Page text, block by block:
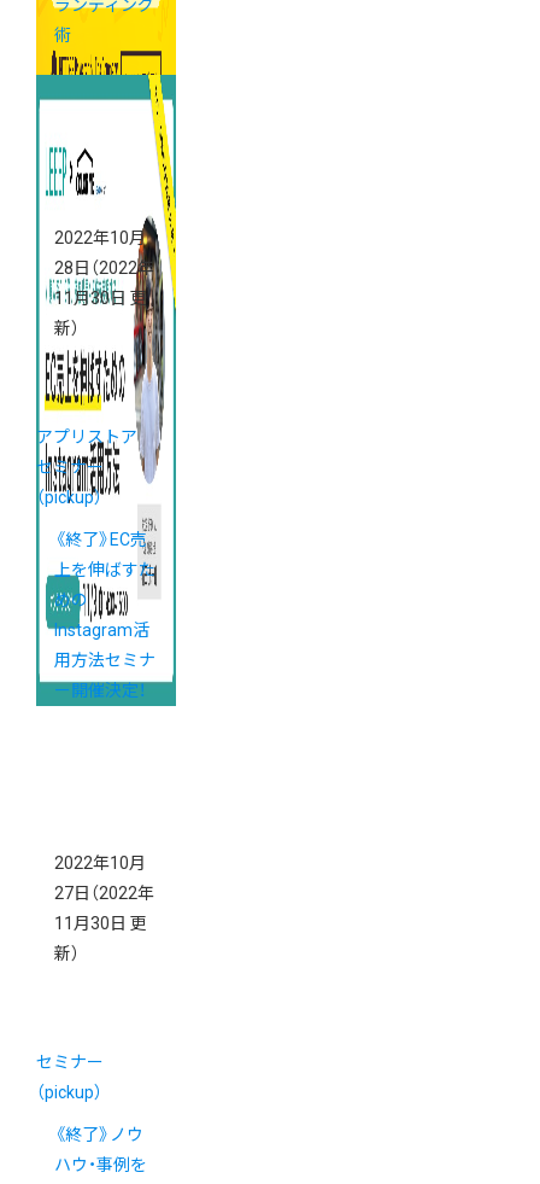
ランディング
術
2022年10月
28日 （2022年
11月30日 更
新）
アプリストア
セミナー
（pickup）
《終了》EC売
上を伸ばすた
めの
Instagram活
用方法セミナ
ー開催決定！
2022年10月
27日 （2022年
11月30日 更
新）
セミナー
（pickup）
《終了》ノウ
ハウ・事例を